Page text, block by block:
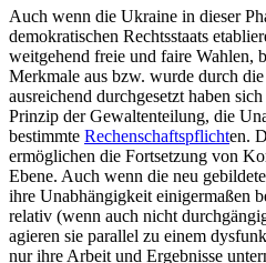
Auch wenn die Ukraine in dieser
demokratischen Rechtsstaats
weitgehend freie und faire Wahlen,
Merkmale aus bzw. wurde durch
ausreichend durchgesetzt haben
Prinzip der Gewaltenteilung, die
bestimmte Rechenschaftspflich­ten.
er­möglichen die Fortsetzung von
Ebene. Auch wenn die neu
ihre Unabhängigkeit einiger­maßen
relativ (wenn auch nicht
agieren sie parallel zu einem
nur ihre Arbeit und Er­gebnisse